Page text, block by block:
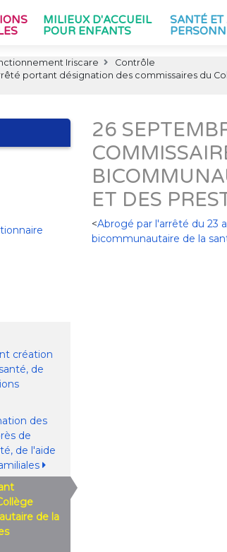
MILIEUX D'ACCUEIL
POUR ENFANTS
SANTÉ
Iriscare
Contrôle
Arrêté portant désignation des commissaires
création
de
des
de
de l'aide
de la
26
ET DES
<Abrogé par l'arrêté du 23
bicommunautaire de la